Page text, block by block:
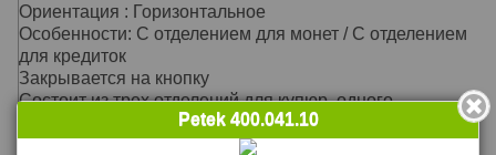
Ориентация : Горизонтальное
Особенности: С отделением для монет / С отделением
для кредиток
Закрывается на кнопку
Состоит из трех отделений для купюр, одного
внутреннеого кармана, отделения на защелке
На отстегивающейся средней вставке находится
Petek 400.041.10